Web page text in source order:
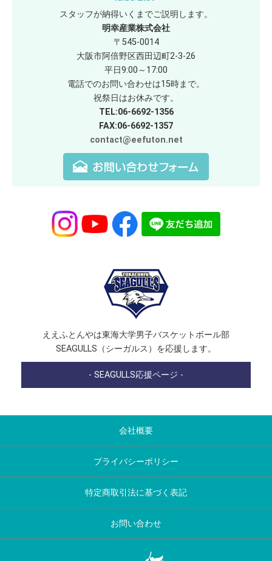
スタッフが納得いくまでご説明します。
明幸産業株式会社
〒545-0014
大阪市阿倍野区西田辺町2-3-26
平日9:00～17:00
電話でのお問い合わせは15時まで。
祝祭日はお休みです。
TEL:06-6692-1356
FAX:06-6692-1357
contact@eefuton.net
ええふとんやは東海大学男子バスケットボール部
SEAGULLS（シーガルス）を応援します。
- SEAGULLS応援ページ -
会社概要
プライバシーポリシー
特定商取引法に基づく表記
お問い合わせ